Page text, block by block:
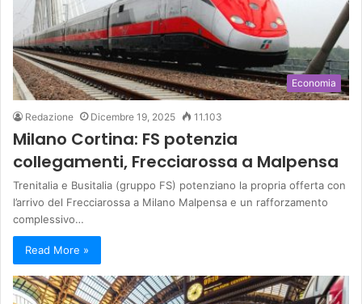
Economia
Redazione Dicembre 19, 2025 11.103
Milano Cortina: FS potenzia
collegamenti, Frecciarossa a Malpensa
Trenitalia e Busitalia (gruppo FS) potenziano la propria offerta con
l’arrivo del Frecciarossa a Milano Malpensa e un rafforzamento
complessivo…
Read More »